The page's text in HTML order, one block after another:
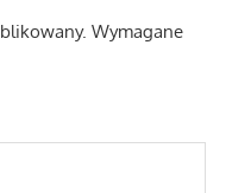
Wymagane